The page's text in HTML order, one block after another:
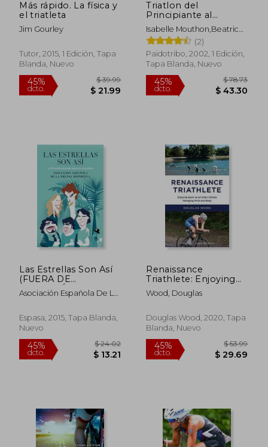
40%
dcto.
40%
dcto. $
45%
dcto.
$ 25.15 45%
dcto.
Más rápido. La física y
el triatleta
Jim Gourley
Tutor, 2015, 1 Edición, Tapa
Blanda, Nuevo
Triatlon del
Principiante al
Ironman
Isabelle Mouthon,Beatrice
Mouthon
(2)
Paidotribo, 2002, 1 Edición,
Tapa Blanda, Nuevo
Las Estrellas Son Así
(FUERA DE
COLECCIÓN Y ONE
SHOT)
Asociación Española De La
Espasa, 2015, Tapa Blanda,
Nuevo
Renaissance
Triathlete: Enjoying
Sport as an Older
Athlete, Managing
Inglés)
Wood, Douglas
Douglas Wood, 2020, Tapa
Blanda, Nuevo